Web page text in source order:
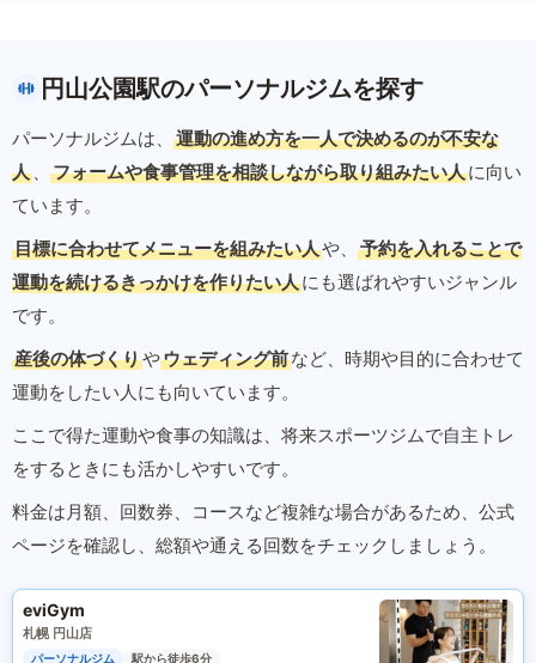
円山公園駅のパーソナルジムを探す
パーソナルジムは、
運動の進め方を一人で決めるのが不安な
人 、 フォームや食事管理を相談しながら取り組みたい人に向い
ています。
目標に合わせてメニューを組みたい人や、
予約を入れることで
運動を続けるきっかけを作りたい人にも選ばれやすいジャンル
です。
産後の体づくりやウェディング前など、時期や目的に合わせて
運動をしたい人にも向いています。
ここで得た運動や食事の知識は、将来スポーツジムで自主トレ
をするときにも活かしやすいです。
料金は月額、回数券、コースなど複雑な場合があるため、公式
ページを確認し、総額や通える回数をチェックしましょう。
eviGym
札幌 円山店
パーソナルジム 駅から徒歩6分